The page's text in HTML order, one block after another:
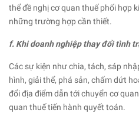
thể đề nghị cơ quan thuế phối hợp
những trường hợp cần thiết.
f. Khi doanh nghiệp thay đổi tình
Các sự kiện như chia, tách, sáp
hình, giải thể, phá sản, chấm dứt
đổi địa điểm dẫn tới chuyển cơ
quan thuế tiến hành quyết toán.